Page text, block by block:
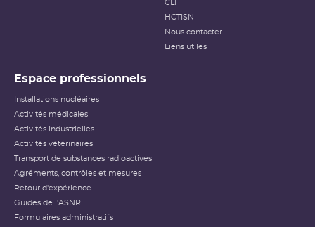
CLI
HCTISN
Nous contacter
Liens utiles
Espace professionnels
Installations nucléaires
Activités médicales
Activités industrielles
Activités vétérinaires
Transport de substances radioactives
Agréments, contrôles et mesures
Retour d'expérience
Guides de l'ASNR
Formulaires administratifs